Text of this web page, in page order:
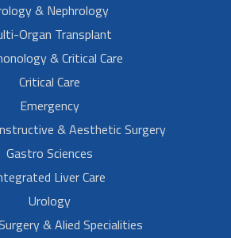
& Nephrology
Organ Transplant
& Critical Care
Critical Care
Emergency
& Aesthetic Surgery
Gastro Sciences
Liver Care
Urology
& Alied Specialities